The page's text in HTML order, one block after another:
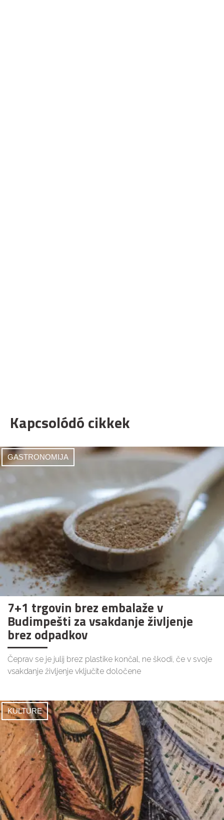
Kapcsolódó cikkek
GASTRONOMIJA
7+1 trgovin brez embalaže v
Budimpešti za vsakdanje življenje
brez odpadkov
Čeprav se je julij brez plastike končal, ne škodi, če v svoje
vsakdanje življenje vključite določene
KULTURE